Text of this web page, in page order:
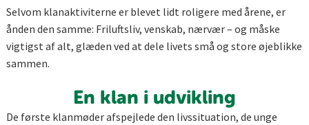
Selvom klanaktiviterne er blevet lidt roligere med årene, er
ånden den samme: Friluftsliv, venskab, nærvær – og måske
vigtigst af alt, glæden ved at dele livets små og store øjeblikke
sammen.
En klan i udvikling
De første klanmøder afspejlede den livssituation, de unge